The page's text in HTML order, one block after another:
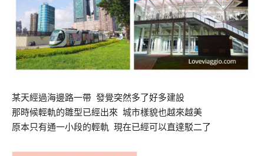
某天經過海邊路一帶 發覺突然多了好多建設
那時候輕軌的雛型已經出來 城市樣貌也越來越美
原本只有通一小段的輕軌 現在已經可以直達駁二了